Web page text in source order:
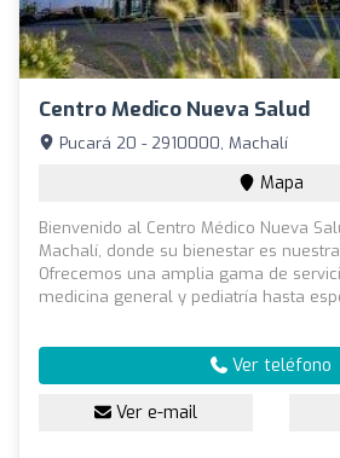
Centro Medico Nueva Salud
Pucará 20 - 2910000, Machalí
Mapa
Bienvenido al Centro Médico Nueva
Machalí, donde su bienestar es
Ofrecemos una amplia gama de
medicina general y pediatría hasta
Ver teléfono
Ver e-mail